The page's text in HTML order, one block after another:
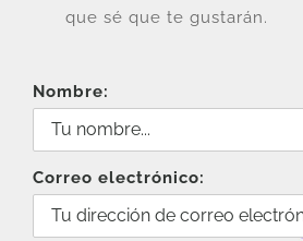
que sé que te gustarán.
Nombre:
Correo electrónico: